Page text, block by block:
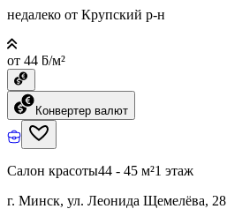
недалеко от Крупский р-н
от 44 ƃ/м²
Конвертер валют
Салон красоты44 - 45 м²1 этаж
г. Минск, ул. Леонида Щемелёва, 28